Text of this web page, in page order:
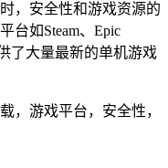
，安全性和游戏资源的
台如Steam、Epic
了大量最新的单机游戏
，游戏平台，安全性，